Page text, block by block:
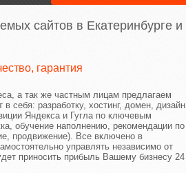
сайтов в Екатеринбурге и
гарантия
а так же частным лицам предлагаем
себя: разработку, хостинг, домен, дизайн,
Яндекса и Гугла по ключевым
обучение наполнению, рекомендации по
продвижение). Все включено в
управлять независимо от
приносить прибыль Вашему бизнесу 24